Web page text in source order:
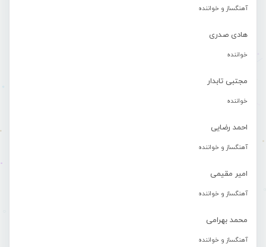
آهنگساز و خواننده
هادی صدری
خواننده
مجتبی تابدار
خواننده
احمد رضایی
آهنگساز و خواننده
امیر مقیمی
آهنگساز و خواننده
محمد بهرامی
آهنگساز و خواننده